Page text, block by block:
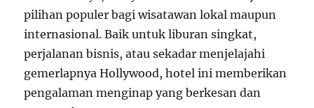
pilihan populer bagi wisatawan lokal maupun
internasional. Baik untuk liburan singkat,
perjalanan bisnis, atau sekadar menjelajahi
gemerlapnya Hollywood, hotel ini memberikan
pengalaman menginap yang berkesan dan